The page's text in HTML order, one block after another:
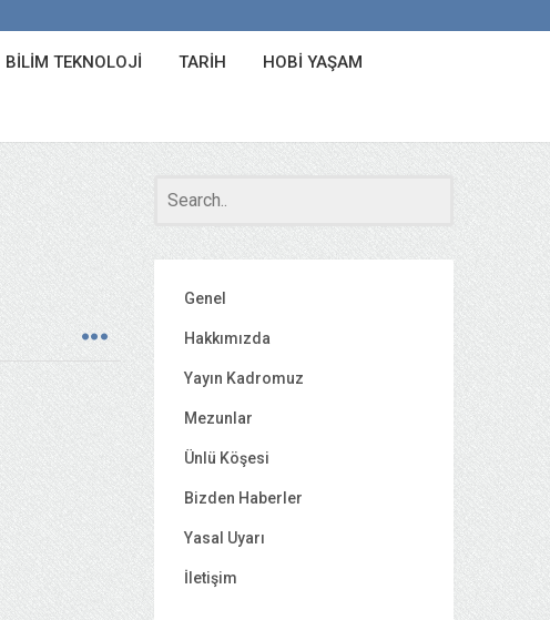
BILIM TEKNOLOJI TARIH HOBI YAŞAM
Genel
Hakkımızda
Yayın Kadromuz
Mezunlar
Ünlü Köşesi
Bizden Haberler
Yasal Uyarı
İletişim